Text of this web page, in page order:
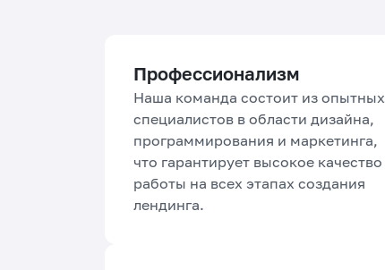
Профессионализм
Наша команда состоит из опытных
специалистов в области дизайна,
программирования и маркетинга,
что гарантирует высокое качество
работы на всех этапах создания
лендинга.